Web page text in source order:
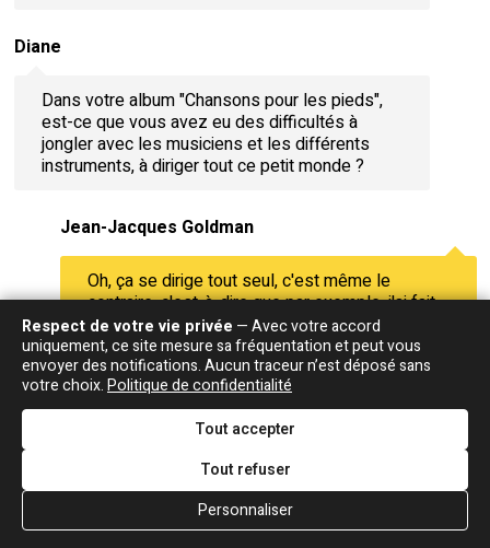
Diane
Dans votre album "Chansons pour les pieds",
est-ce que vous avez eu des difficultés à
jongler avec les musiciens et les différents
instruments, à diriger tout ce petit monde ?
Jean-Jacques Goldman
Oh, ça se dirige tout seul, c'est même le
contraire, c'est-à-dire que par exemple, j'ai fait
ce zouk lent-là, "Je voudrais vous revoir", puis à
la fin, comme je suis un peu bizarre, j'entends
des cornemuses, et bien là, je prends mon
téléphone, j'ai un copain qui est chef du monde
des cornemuses, il s'appelleBruno Le Rouzic, je
l'appelle à Lorient et je lui dis : "Voilà j'ai besoin
d'un bagad et tout ça, il me dit : "Envoie-moi la
maquette", et lui il se charge de tout, c'est-à-
dire de l'endroit, de la sélection, de l'écriture
particulière des partitions... du fait de la
Respect de votre vie privée — Avec votre accord
uniquement, ce site mesure sa fréquentation et peut vous
envoyer des notifications. Aucun traceur n’est déposé sans
votre choix.Politique de confidentialité
Tout accepter
Tout refuser
Personnaliser